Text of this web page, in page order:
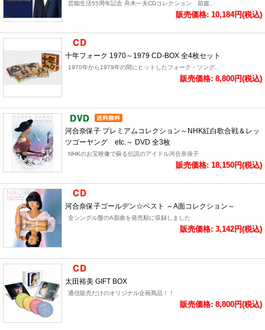
芸能生活55周年記念 舟木一夫CDコレクション 前篇..
販売価格: 10,184円(税込)
十年フォーク 1970～1979 CD-BOX 全4枚セット
1970年から1979年の間にヒットしたフォーク・ソング..
販売価格: 8,800円(税込)
河合奈保子 プレミアムコレクション～NHK紅白歌合戦＆レッ
ツゴーヤング etc.～ DVD 全3枚
NHKのお宝映像で蘇る伝説のアイドル河合奈保子
販売価格: 18,150円(税込)
河合奈保子ゴールデン☆ベスト ～A面コレクション～
全シングル盤のA面曲を発売順に収録しました
販売価格: 3,142円(税込)
太田裕美 GIFT BOX
通信販売だけのオリジナル企画商品！！
販売価格: 8,800円(税込)